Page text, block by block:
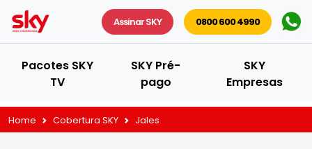
Assinar SKY 0800 600 4990
Pacotes SKY
TV
SKY Pré-
pago
SKY
Empresas
Home Cobertura SKY Jales